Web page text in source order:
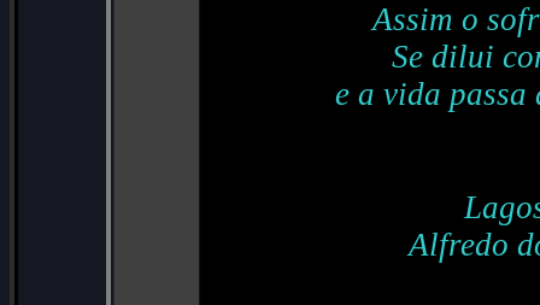
Assim o
Se dilui
e a vida
Alfredo